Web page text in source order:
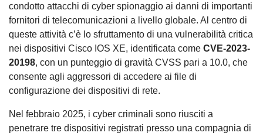
condotto attacchi di cyber spionaggio ai danni di importanti
fornitori di telecomunicazioni a livello globale. Al centro di
queste attività c’è lo sfruttamento di una vulnerabilità critica
nei dispositivi Cisco IOS XE, identificata come CVE-2023-
20198, con un punteggio di gravità CVSS pari a 10.0, che
consente agli aggressori di accedere ai file di
configurazione dei dispositivi di rete.
Nel febbraio 2025, i cyber criminali sono riusciti a
penetrare tre dispositivi registrati presso una compagnia di